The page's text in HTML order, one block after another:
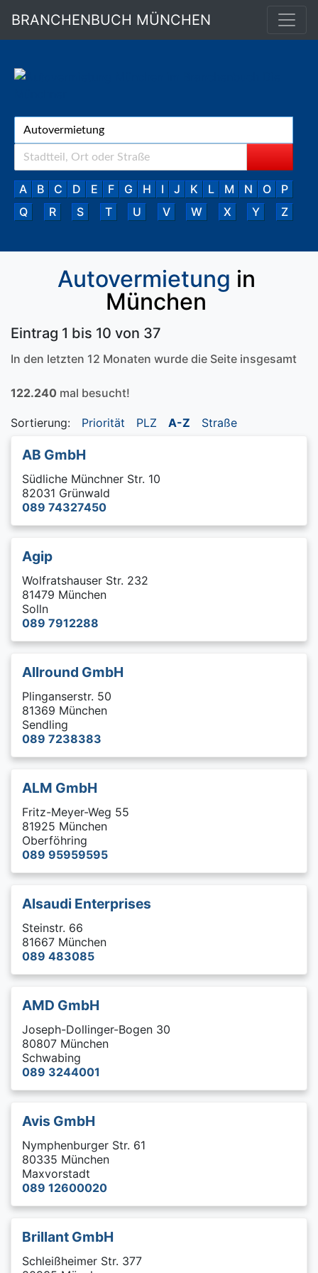
BRANCHENBUCH MÜNCHEN
A B C D E F G H I J K L M N O
P
Q
R S T U V W X Y Z
Autovermietung in
München
Eintrag 1 bis 10 von 37
In den letzten 12 Monaten wurde die Seite insgesamt
122.240 mal besucht!
Sortierung: Priorität PLZ A-Z Straße
AB GmbH
Südliche Münchner Str. 10
82031 Grünwald
089 74327450
Agip
Wolfratshauser Str. 232
81479 München
Solln
089 7912288
Allround GmbH
Plinganserstr. 50
81369 München
Sendling
089 7238383
ALM GmbH
Fritz-Meyer-Weg 55
81925 München
Oberföhring
089 95959595
Alsaudi Enterprises
Steinstr. 66
81667 München
089 483085
AMD GmbH
Joseph-Dollinger-Bogen 30
80807 München
Schwabing
089 3244001
Avis GmbH
Nymphenburger Str. 61
80335 München
Maxvorstadt
089 12600020
Brillant GmbH
Schleißheimer Str. 377